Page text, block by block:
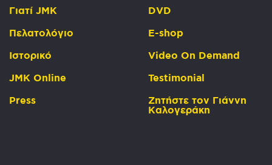
Γιατί JMK DVD
Πελατολόγιο Ε-shop
Ιστορικό Video On Demand
JMK Online Testimonial
Press
Ζητήστε τον Γιάννη
Καλογεράκη